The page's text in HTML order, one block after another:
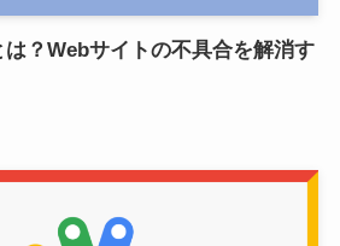
？Webサイトの不具合を解消す